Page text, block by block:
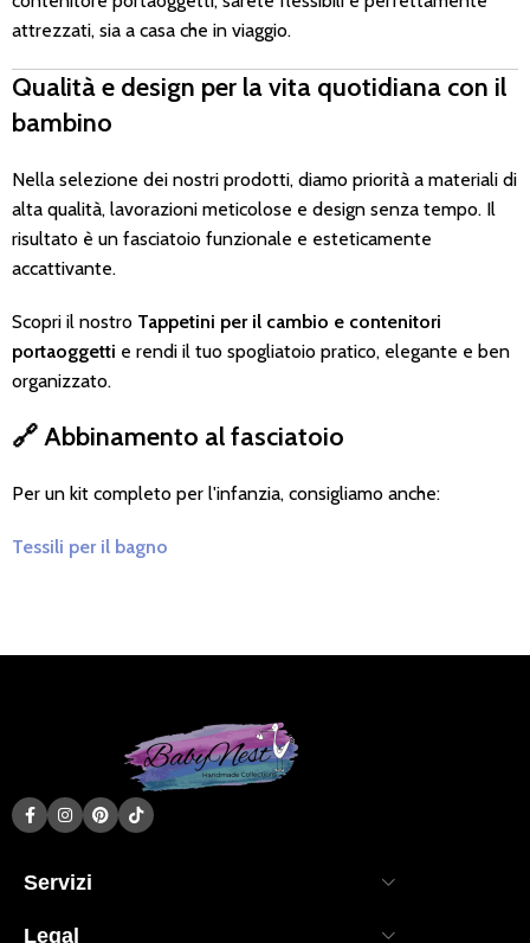
attrezzati, sia a casa che in viaggio.
Qualità e design per la vita quotidiana con il
bambino
Nella selezione dei nostri prodotti, diamo priorità a materiali di
alta qualità, lavorazioni meticolose e design senza tempo. Il
risultato è un fasciatoio funzionale e esteticamente
accattivante.
Scopri il nostro Tappetini per il cambio e contenitori
portaoggetti e rendi il tuo spogliatoio pratico, elegante e ben
organizzato.
🔗Abbinamento al fasciatoio
Per un kit completo per l'infanzia, consigliamo anche:
Tessili per il bagno
Servizi
Legal